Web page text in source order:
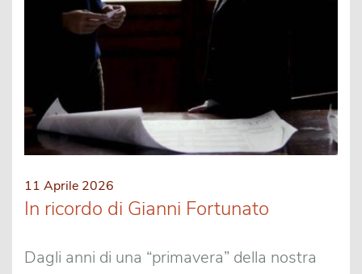
11 Aprile 2026
In ricordo di Gianni Fortunato
Dagli anni di una “primavera” della nostra